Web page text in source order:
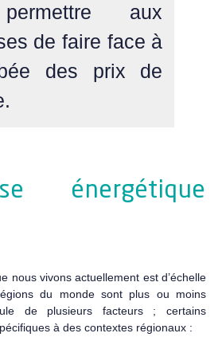
aux
de faire face à
des prix de
énergétique
nous vivons actuellement est d’échelle
du monde sont plus ou moins
de plusieurs facteurs ; certains
à des contextes régionaux :